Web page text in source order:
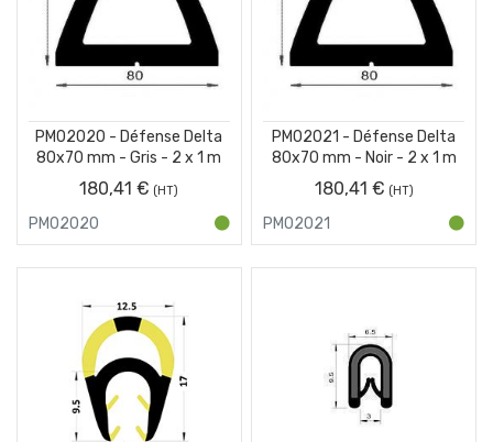
PM02020 - Défense Delta
80x70 mm - Gris - 2 x 1 m
180,41 €
PM02020
PM02021 - Défense Delta
80x70 mm - Noir - 2 x 1 m
180,41 €
PM02021